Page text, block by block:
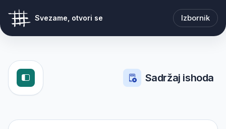
Svezame, otvori se Izbornik
Sadržaj ishoda